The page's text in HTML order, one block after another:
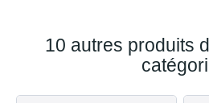
10 autres produits